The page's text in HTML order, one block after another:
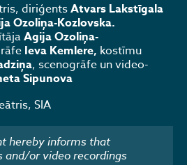
diriģentsAtvars Lakstīgala
Ozoliņa-Kozlovska.
Agija Ozoliņa-
Ieva Kemlere, kostīmu
, scenogrāfe un video-
Sipunova
SIA
hereby informs that
and/or video recordings